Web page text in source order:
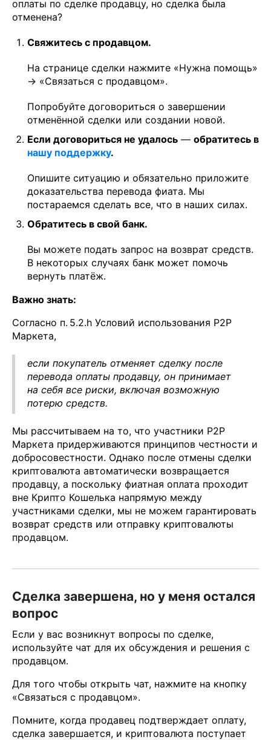
оплаты по сделке продавцу, но сделка была
отменена?
Свяжитесь с продавцом.
На странице сделки нажмите «Нужна помощь»
→ «Связаться с продавцом».
Попробуйте договориться о завершении
отменённой сделки или создании новой.
Если договориться не удалось — обратитесь в
нашу поддержку.
Опишите ситуацию и обязательно приложите
доказательства перевода фиата. Мы
постараемся сделать все, что в наших силах.
Обратитесь в свой банк.
Вы можете подать запрос на возврат средств.
В некоторых случаях банк может помочь
вернуть платёж.
Важно знать:
Согласно п. 5.2.h Условий использования P2P
Маркета,
если покупатель отменяет сделку после
перевода оплаты продавцу, он принимает
на себя все риски, включая возможную
потерю средств.
Мы рассчитываем на то, что участники P2P
Маркета придерживаются принципов честности и
добросовестности. Однако после отмены сделки
криптовалюта автоматически возвращается
продавцу, а поскольку фиатная оплата проходит
вне Крипто Кошелька напрямую между
участниками сделки, мы не можем гарантировать
возврат средств или отправку криптовалюты
продавцом.
Сделка завершена, но у меня остался
вопрос
Если у вас возникнут вопросы по сделке,
используйте чат для их обсуждения и решения с
продавцом.
Для того чтобы открыть чат, нажмите на кнопку
«Связаться с продавцом».
Помните, когда продавец подтверждает оплату,
сделка завершается, и криптовалюта поступает